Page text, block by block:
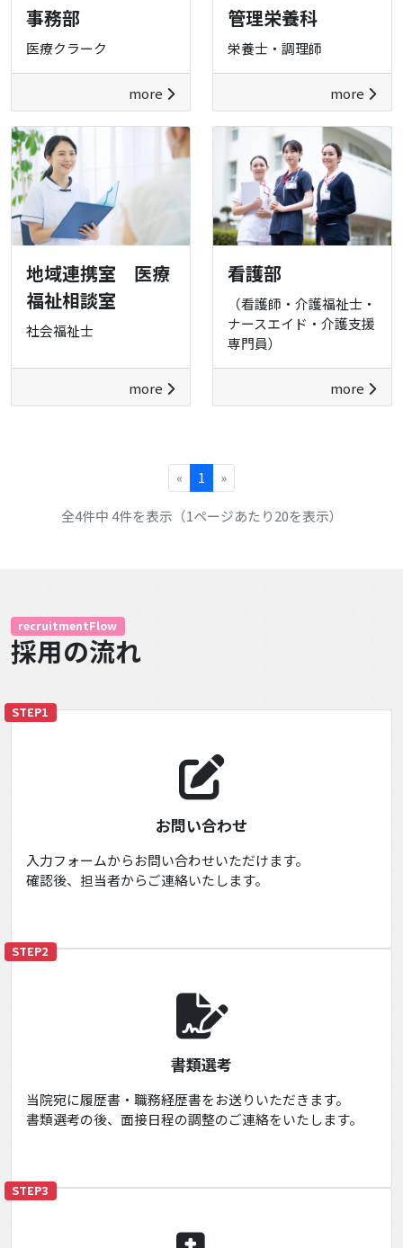
事務部
医療クラーク
more
管理栄養科
栄養士・調理師
more
地域連携室 医療
福祉相談室
社会福祉士
more
看護部
（看護師・介護福祉士・
ナースエイド・介護支援
専門員）
more
« 1 »
全4件中 4件を表示（1ページあたり20を表示）
recruitmentFlow
採用の流れ
STEP1
お問い合わせ
入力フォームからお問い合わせいただけます。
確認後、担当者からご連絡いたします。
STEP2
書類選考
当院宛に履歴書・職務経歴書をお送りいただきます。
書類選考の後、面接日程の調整のご連絡をいたします。
STEP3